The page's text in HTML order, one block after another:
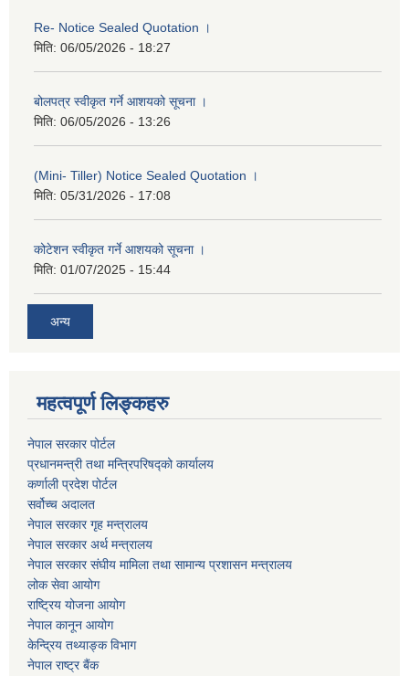
Re- Notice Sealed Quotation ।
मिति: 06/05/2026 - 18:27
बोलपत्र स्वीकृत गर्ने आशयको सूचना ।
मिति: 06/05/2026 - 13:26
(Mini- Tiller) Notice Sealed Quotation ।
मिति: 05/31/2026 - 17:08
कोटेशन स्वीकृत गर्ने आशयको सूचना ।
मिति: 01/07/2025 - 15:44
अन्य
महत्वपूर्ण लिङ्कहरु
नेपाल सरकार पोर्टल
प्रधानमन्‍‍त्री तथा मन्‍त्रिपरिषद्को कार्यालय
कर्णाली प्रदेश पोर्टल
सर्वोच्‍च अदालत
नेपाल सरकार गृह मन्‍‍‍त्रालय
नेपाल सरकार अर्थ मन्‍त्रालय
नेपाल सरकार संघीय मामिला तथा सामान्य प्रशासन मन्‍त्रालय
लोक सेवा आयोग
राष्‍ट्रिय योजना आयोग
नेपाल कानून आयोग
केन्द्रिय तथ्याङ्क विभाग
नेपाल राष्‍ट्र बैंक